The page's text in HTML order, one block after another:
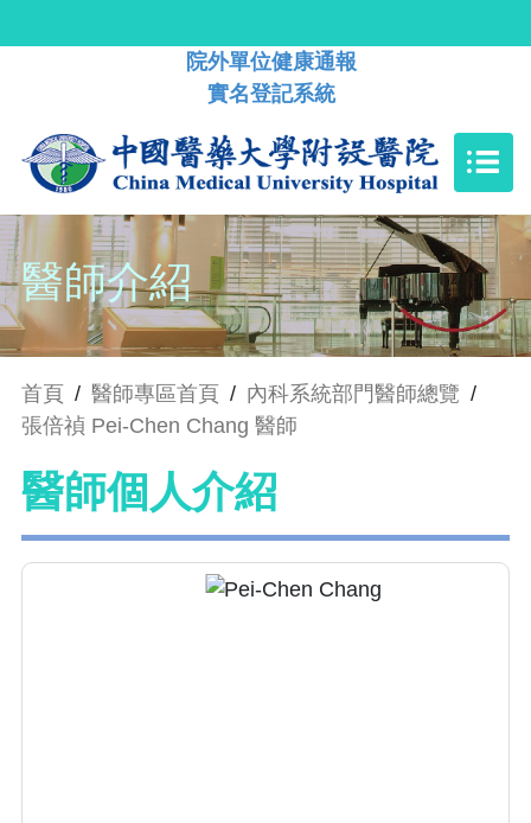
院外單位健康通報
實名登記系統
醫師介紹
首頁 / 醫師專區首頁 / 內科系統部門醫師總覽 /
張倍禎 Pei-Chen Chang 醫師
醫師個人介紹